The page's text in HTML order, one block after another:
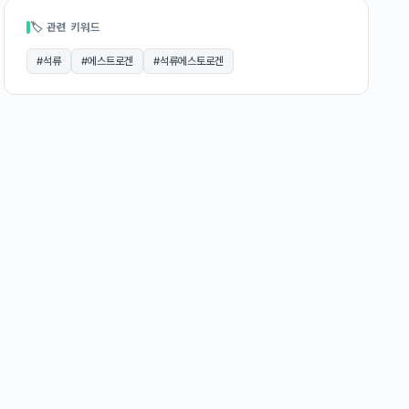
🏷 관련 키워드
#석류 #에스트로겐 #석류에스토로겐